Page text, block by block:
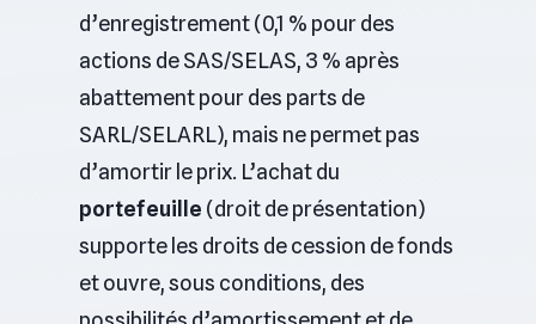
d’enregistrement (0,1 % pour des
actions de SAS/SELAS, 3 % après
abattement pour des parts de
SARL/SELARL), mais ne permet pas
d’amortir le prix. L’achat du
portefeuille (droit de présentation)
supporte les droits de cession de fonds
et ouvre, sous conditions, des